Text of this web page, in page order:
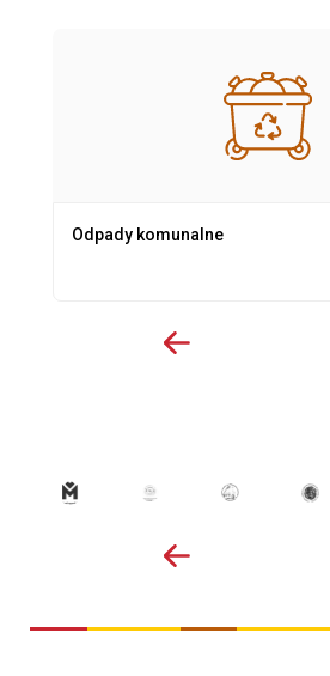
Odpady komunalne